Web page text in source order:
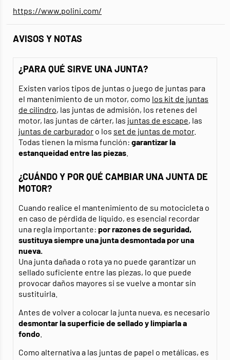
https://www.polini.com/
AVISOS Y NOTAS
¿PARA QUÉ SIRVE UNA JUNTA?
Existen varios tipos de juntas o juego de juntas para
el mantenimiento de un motor, como los kit de juntas
de cilindro, las juntas de admisión, los retenes del
motor, las juntas de cárter, las juntas de escape, las
juntas de carburador o los set de juntas de motor.
Todas tienen la misma función: garantizar la
estanqueidad entre las piezas
¿CUÁNDO Y POR QUÉ CAMBIAR UNA JUNTA DE
MOTOR?
Cuando realice el mantenimiento de su motocicleta o
en caso de pérdida de líquido, es esencial recordar
una regla importante: por razones de seguridad,
sustituya siempre una junta desmontada por una
nueva.
Una junta dañada o rota ya no puede garantizar un
sellado suficiente entre las piezas, lo que puede
provocar daños mayores si se vuelve a montar sin
sustituirla.
Antes de volver a colocar la junta nueva, es necesario
desmontar la superficie de sellado y limpiarla a
fondo
Como alternativa a las juntas de papel o metálicas, es